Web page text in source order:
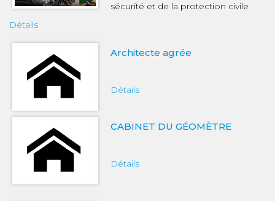
sécurité et de la protection civile
Détails
Architecte agrée
Détails
CABINET DU GÉOMÈTRE
Détails